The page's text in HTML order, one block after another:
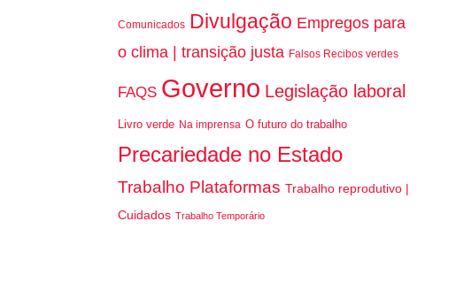
Comunicados Divulgação Empregos para
o clima | transição justa Falsos Recibos verdes
FAQS Governo Legislação laboral
Livro verde Na imprensa O futuro do trabalho
Precariedade no Estado
Trabalho Plataformas Trabalho reprodutivo |
Cuidados Trabalho Temporário